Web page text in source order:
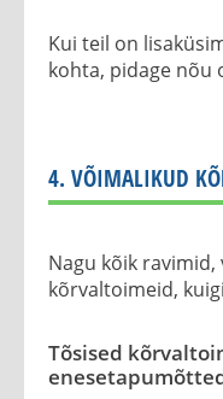
Kui teil on
kohta, pidage nõu
4. VÕIMALIKUD
Nagu kõik
kõrvaltoimeid,
Tõsised